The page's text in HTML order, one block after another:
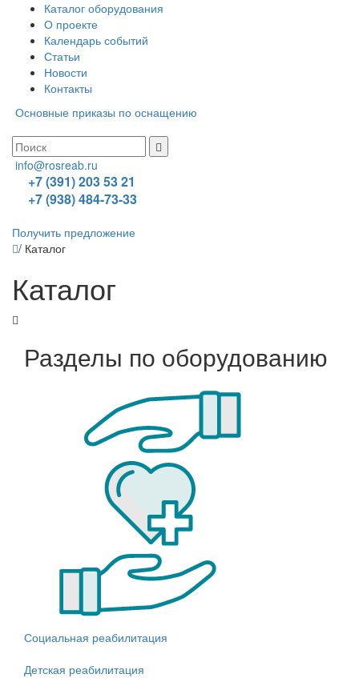
Каталог оборудования
О проекте
Календарь событий
Статьи
Новости
Контакты
Основные приказы по оснащению
info@rosreab.ru
+7 (391) 203 53 21
+7 (938) 484-73-33
Получить предложение
/ Каталог
Каталог
Разделы по оборудованию
Социальная реабилитация
Детская реабилитация